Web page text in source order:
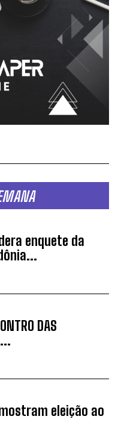
enquete da
DAS
eleição ao